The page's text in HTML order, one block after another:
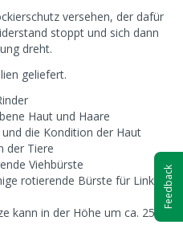
versehen, der dafür
stoppt und sich dann
dreht.
geliefert.
Haut und Haare
die Kondition der Haut
der Tiere
Viehbürste
rotierende Bürste für Links-
kann in der Höhe um ca. 25
Feedback